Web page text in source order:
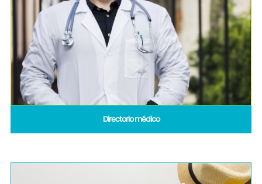
Directorio médico